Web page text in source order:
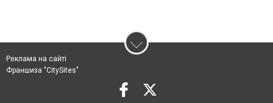
Реклама на сайті
Франшиза "CitySites"